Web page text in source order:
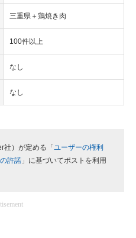
三重県＋鶏焼き肉
100件以上
なし
なし
社）が定める「 ユーザーの権利
許諾 」に基づいてポストを利用